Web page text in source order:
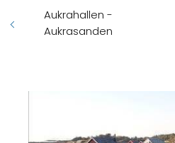
Aukrahallen -
Aukrasanden